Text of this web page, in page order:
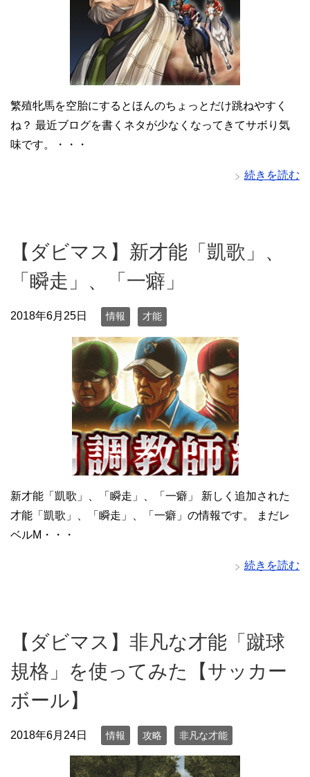
繁殖牝馬を空胎にするとほんのちょっとだけ跳ねやすく
ね？ 最近ブログを書くネタが少なくなってきてサボり気
味です。・・・
続きを読む
【ダビマス】新才能「凱歌」、
「瞬走」、「一癖」
2018年6月25日 情報 才能
新才能「凱歌」、「瞬走」、「一癖」 新しく追加された
才能「凱歌」、「瞬走」、「一癖」の情報です。 まだレ
ベルM・・・
続きを読む
【ダビマス】非凡な才能「蹴球
規格」を使ってみた【サッカー
ボール】
2018年6月24日 情報 攻略 非凡な才能